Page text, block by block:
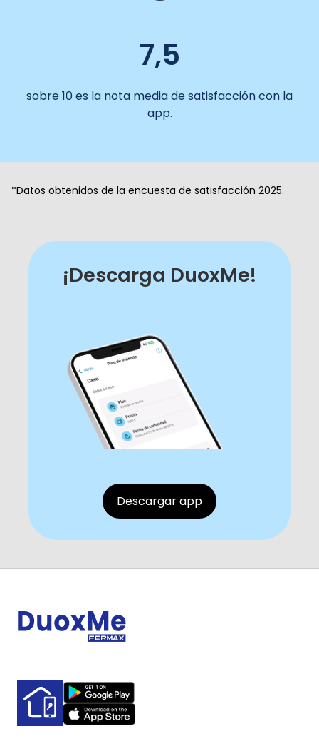
7,5
sobre 10 es la nota media de satisfacción con la
app.
*Datos obtenidos de la encuesta de satisfacción 2025.
¡Descarga DuoxMe!
Descargar app